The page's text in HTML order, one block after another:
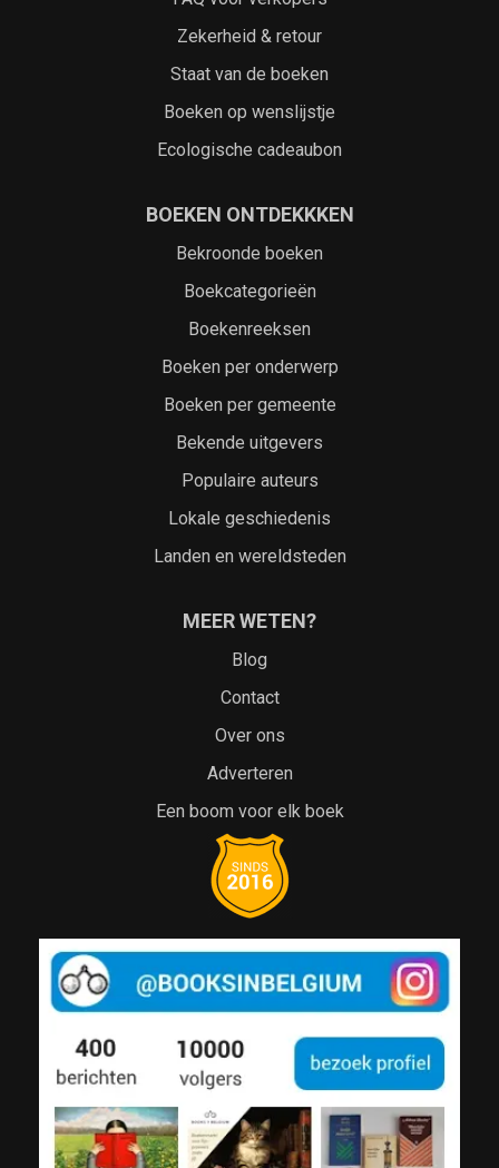
Zekerheid & retour
Staat van de boeken
Boeken op wenslijstje
Ecologische cadeaubon
BOEKEN ONTDEKKKEN
Bekroonde boeken
Boekcategorieën
Boekenreeksen
Boeken per onderwerp
Boeken per gemeente
Bekende uitgevers
Populaire auteurs
Lokale geschiedenis
Landen en wereldsteden
MEER WETEN?
Blog
Contact
Over ons
Adverteren
Een boom voor elk boek